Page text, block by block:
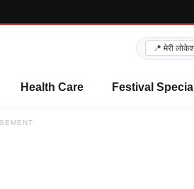
Health Care Festival Special